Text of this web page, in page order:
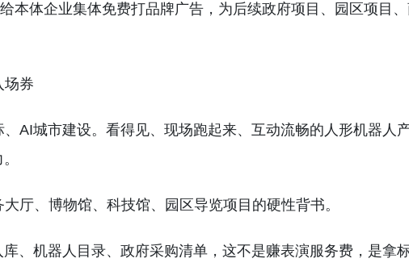
本体企业集体免费打品牌广告，为后续政府项目、园区项目
场券
AI城市建设。看得见、现场跑起来、互动流畅的人形机器人
厅、博物馆、科技馆、园区导览项目的硬性背书。
、机器人目录、政府采购清单，这不是赚表演服务费，是拿